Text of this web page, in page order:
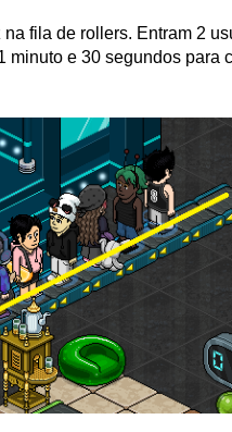
fila de rollers. Entram 2
minuto e 30 segundos para